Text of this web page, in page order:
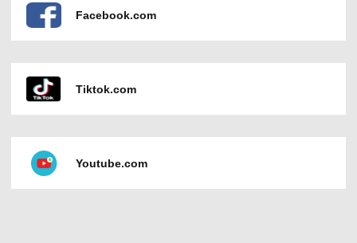
Facebook.com
Tiktok.com
Youtube.com